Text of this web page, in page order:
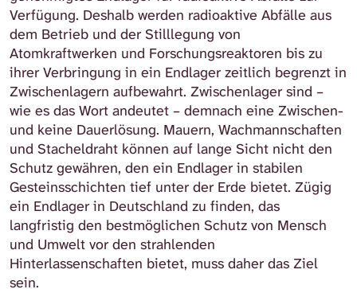
Verfügung. Deshalb werden radioaktive Abfälle aus
dem Betrieb und der Stilllegung von
Atomkraftwerken und Forschungsreaktoren bis zu
ihrer Verbringung in ein Endlager zeitlich begrenzt in
Zwischenlagern aufbewahrt. Zwischenlager sind –
wie es das Wort andeutet – demnach eine Zwischen-
und keine Dauerlösung. Mauern, Wachmannschaften
und Stacheldraht können auf lange Sicht nicht den
Schutz gewähren, den ein Endlager in stabilen
Gesteinsschichten tief unter der Erde bietet. Zügig
ein Endlager in Deutschland zu finden, das
langfristig den bestmöglichen Schutz von Mensch
und Umwelt vor den strahlenden
Hinterlassenschaften bietet, muss daher das Ziel
sein.